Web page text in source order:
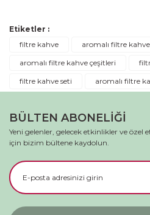
Etiketler :
filtre kahve
aromalı filtre kahve
aromalı filtre kahve çeşitleri
filtre kahve seti
aromalı filtre
BÜLTEN ABONELİĞİ
Yeni gelenler, gelecek etkinlikler ve
için bizim bültene kaydolun.